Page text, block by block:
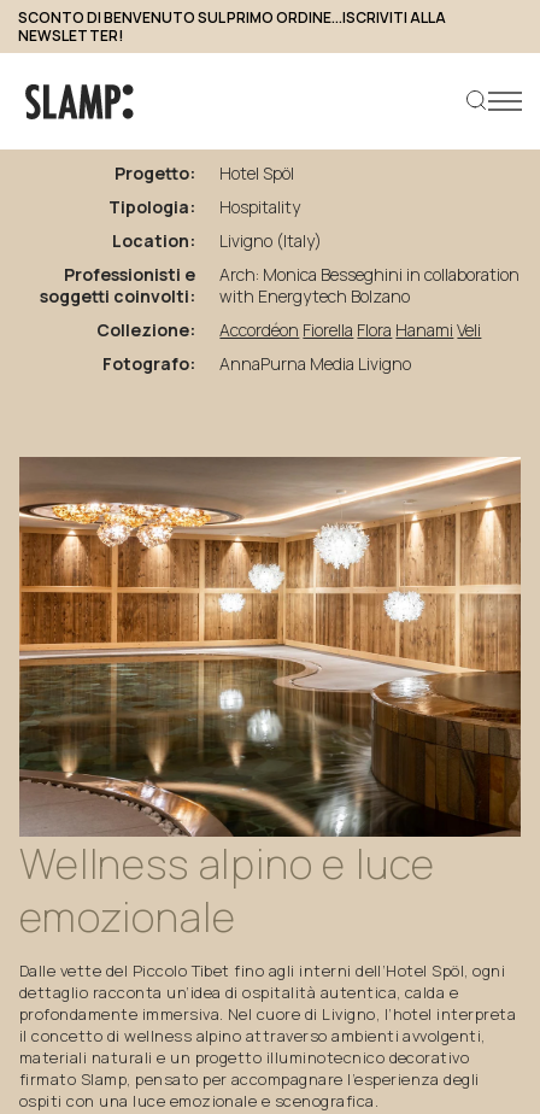
SCONTO DI BENVENUTO SUL PRIMO ORDINE...ISCRIVITI ALLA
NEWSLETTER!
Cerca prodotto
HotelSpöl
Progetto:
Hotel Spöl
Tipologia:
Hospitality
Location:
Livigno (Italy)
Professionisti e
soggetti coinvolti:
Arch: Monica Besseghini in collaboration
with Energytech Bolzano
Collezione:
Accordéon Fiorella Flora Hanami Veli
Fotografo:
AnnaPurna Media Livigno
Wellness alpino e luce
emozionale
Dalle vette del Piccolo Tibet fino agli interni dell’Hotel Spöl, ogni
dettaglio racconta un’idea di ospitalità autentica, calda e
profondamente immersiva. Nel cuore di Livigno, l’hotel interpreta
il concetto di wellness alpino attraverso ambienti avvolgenti,
materiali naturali e un progetto illuminotecnico decorativo
firmato Slamp, pensato per accompagnare l’esperienza degli
ospiti con una luce emozionale e scenografica.